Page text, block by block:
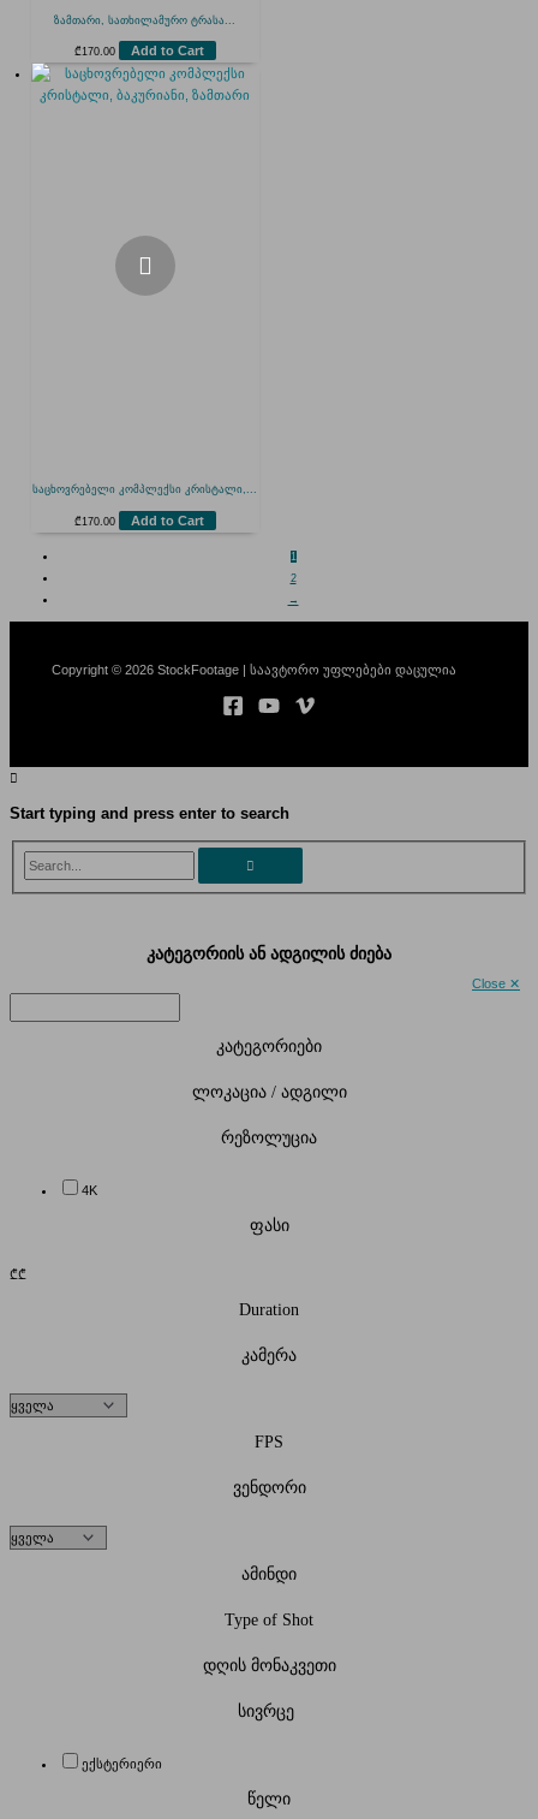
ზამთარი, სათხილამურო ტრასა...
₾170.00 Add to Cart
საცხოვრებელი კომპლექსი კრისტალი,...
₾ 170.00 Add to Cart
1
2
→
Copyright © 2026 StockFootage | საავტორო უფლებები დაცულია
Start typing and press enter to search
Search...
Close ✕
კატეგორიის ან ადგილის ძიება
კატეგორიები
ლოკაცია / ადგილი
რეზოლუცია
4K
ფასი
₾₾
Duration
კამერა
FPS
ვენდორი
ამინდი
Type of Shot
დღის მონაკვეთი
სივრცე
ექსტერიერი
წელი